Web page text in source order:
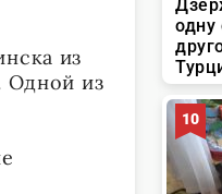
из
Одной из